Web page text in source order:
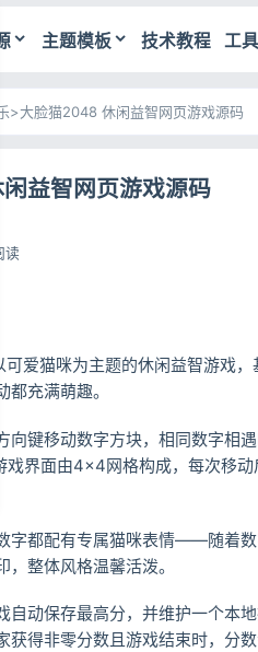
主题模板 技术教程 工
>大脸猫2048 休闲益智网页游戏源码
益智网页游戏源码
读
爱猫咪为主题的休闲益智游戏
充满萌趣。
向键移动数字方块，相同数字相
戏界面由4×4网格构成，每次移
字都配有专属猫咪表情——随着
整体风格温馨活泼。
自动保存最高分，并维护一个本
获得非零分数且游戏结束时，分